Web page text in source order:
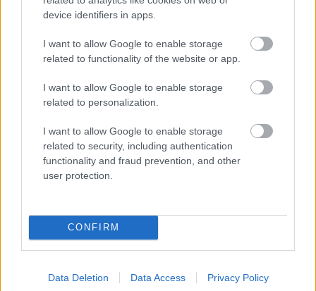
device identifiers in apps.
I want to allow Google to enable storage
related to functionality of the website or app.
I want to allow Google to enable storage
related to personalization.
I want to allow Google to enable storage
related to security, including authentication
functionality and fraud prevention, and other
user protection.
CONFIRM
Data Deletion Data Access Privacy Policy
Szolnok 17 éves,édesanya,eltűnt,főváros,gyanú
navigáció